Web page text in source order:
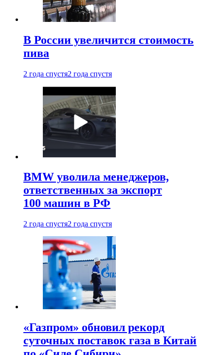
В России увеличится стоимость
пива
2 года спустя2 года спустя
BMW уволила менеджеров,
ответственных за экспорт
100 машин в РФ
2 года спустя2 года спустя
«Газпром» обновил рекорд
суточных поставок газа в Китай